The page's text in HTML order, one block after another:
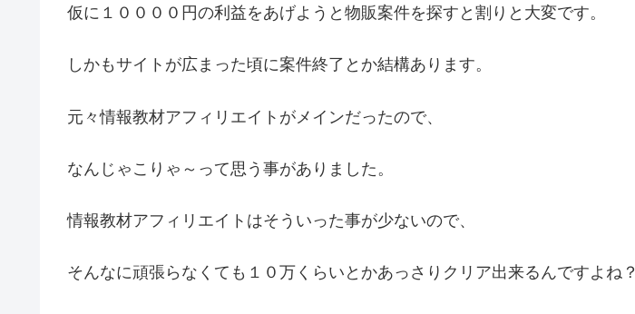
仮に１００００円の利益をあげようと物販案件を探すと割りと大変です。
しかもサイトが広まった頃に案件終了とか結構あります。
元々情報教材アフィリエイトがメインだったので、
なんじゃこりゃ～って思う事がありました。
情報教材アフィリエイトはそういった事が少ないので、
そんなに頑張らなくても１０万くらいとかあっさりクリア出来るんですよね？